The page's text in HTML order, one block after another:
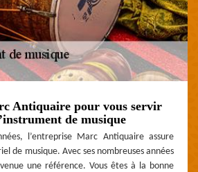
Antiquaire pour vous servir
de musique
l’entreprise Marc Antiquaire assure
de musique. Avec ses nombreuses années
une référence. Vous êtes à la bonne